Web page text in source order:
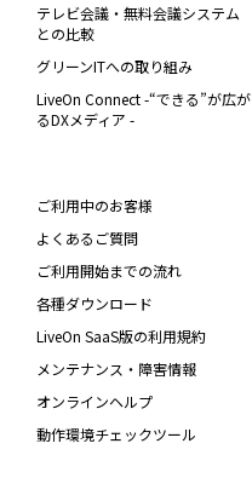
テレビ会議・無料会議システム
との比較
グリーンITへの取り組み
LiveOn Connect -“できる”が広が
るDXメディア -
ご利用中のお客様
よくあるご質問
ご利用開始までの流れ
各種ダウンロード
LiveOn SaaS版の利用規約
メンテナンス・障害情報
オンラインヘルプ
動作環境チェックツール